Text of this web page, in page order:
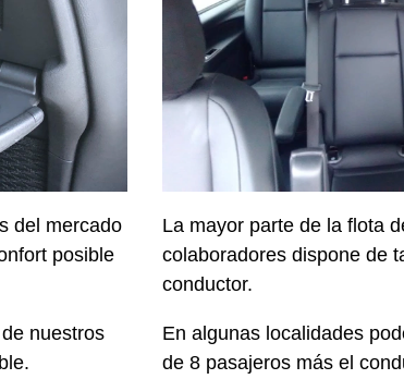
del mercado
posible
nuestros
La mayor parte de la flota
colaboradores dispone de
conductor.
En algunas localidades
de 8 pasajeros más el